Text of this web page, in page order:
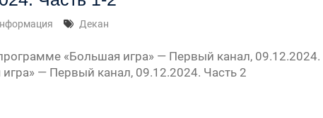
Декан
«Большая игра» — Первый канал,
— Первый канал, 09.12.2024. Часть 2